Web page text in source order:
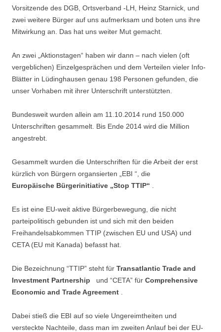
Vorsitzende des DGB, Ortsverband -LH, Heinz Starnick, und
zwei weitere Bürger auf uns aufmerksam und boten uns ihre
Mitwirkung an. Das hat uns weiter Mut gemacht.
An zwei „Aktionstagen“ haben wir dann – nach vielen (oft
vergeblichen) Einzelgesprächen und dem Verteilen vieler Info-
Blätter in Lüdinghausen genau 198 Personen gefunden, die
unser Vorhaben mit ihrer Unterschrift unterstützten.
Bundesweit wurden allein am 11.10.2014 rund 150.000
Unterschriften gesammelt. Bis Ende 2014 wird die Million
angestrebt.
Gesammelt wurden die Unterschriften für die Arbeit der erst
kürzlich von Bürgern organsierten „EBI “, die
Europäische Bürgerinitiative „Stop TTIP“
Es ist eine EU-weit aktive Bürgerbewegung, die nicht
parteipolitisch gebunden ist und sich mit den beiden
Freihandelsabkommen TTIP (zwischen EU und USA) und
CETA (EU mit Kanada) befasst hat.
Die Bezeichnung “TTIP” steht für Transatlantic Trade and
Investment Partnership und “CETA” für Comprehensive
Economic and Trade Agreement
Dabei stieß die EBI auf so viele Ungereimtheiten und
versteckte Nachteile, dass man im zweiten Anlauf bei der EU-